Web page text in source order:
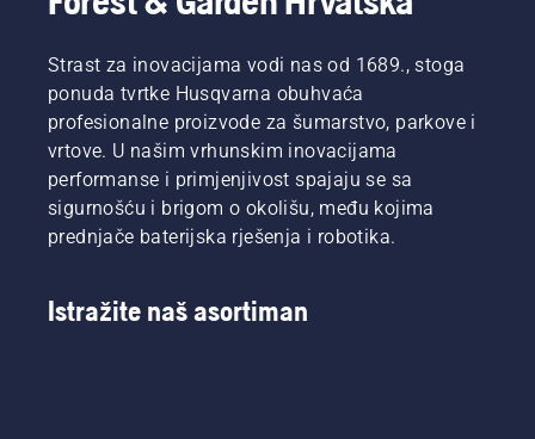
Strast za inovacijama vodi nas od 1689., stoga
ponuda tvrtke Husqvarna obuhvaća
profesionalne proizvode za šumarstvo, parkove i
vrtove. U našim vrhunskim inovacijama
performanse i primjenjivost spajaju se sa
sigurnošću i brigom o okolišu, među kojima
prednjače baterijska rješenja i robotika.
Istražite naš asortiman